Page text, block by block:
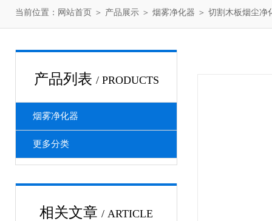
当前位置： 网站首页 ＞ 产品展示 ＞ 烟雾净化器 ＞ 切割木板烟尘净
产品列表 / PRODUCTS
烟雾净化器
更多分类
相关文章 / ARTICLE